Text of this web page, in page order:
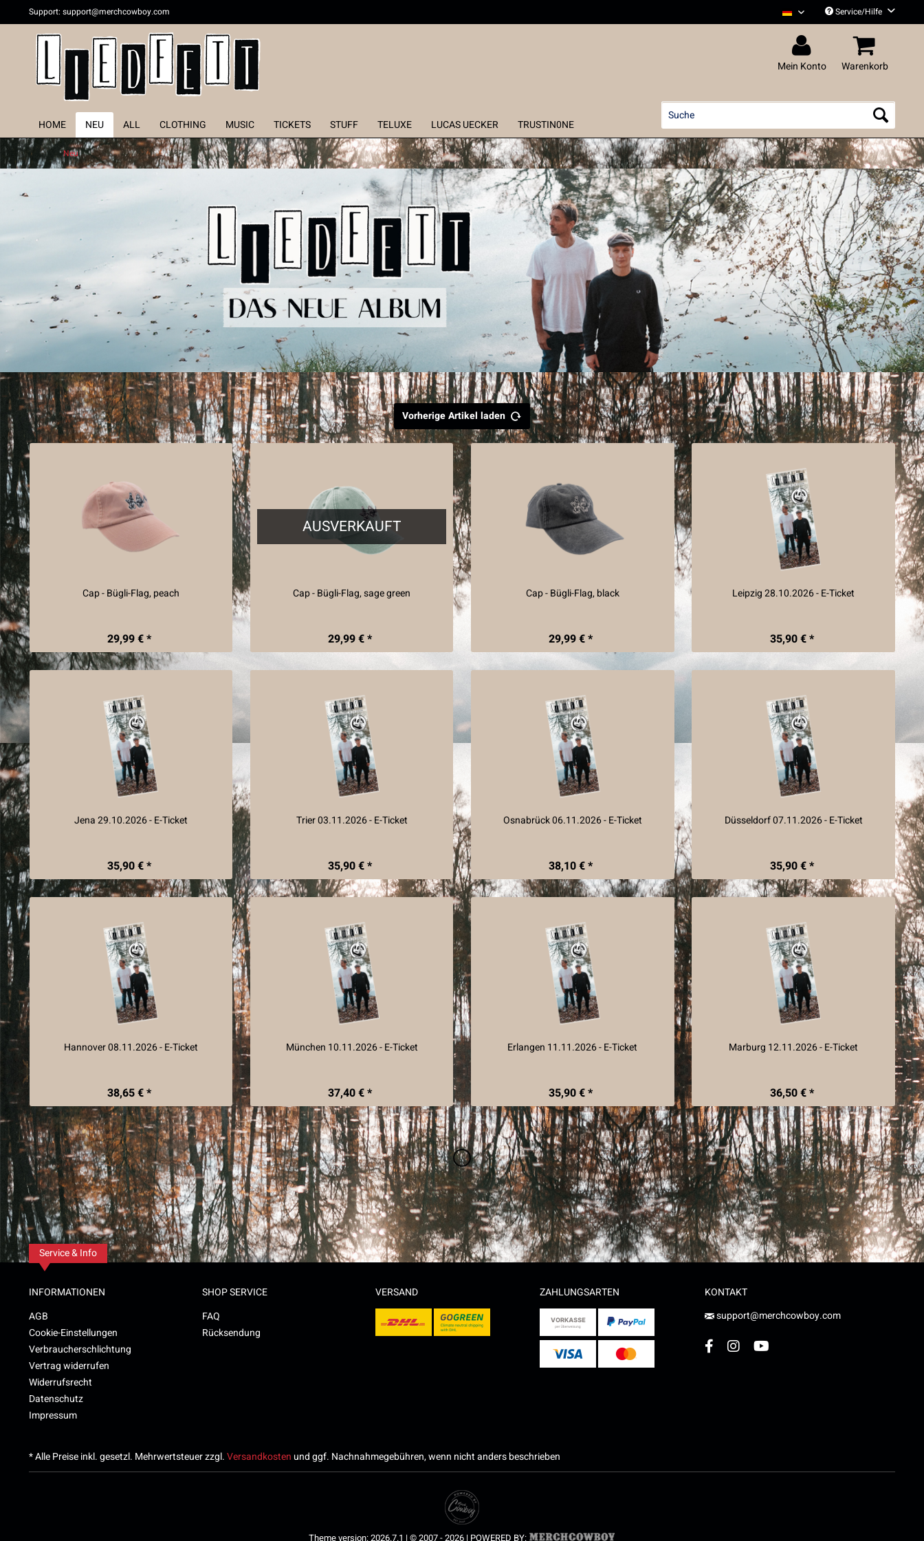
Support: support@merchcowboy.com Liedfett DeutschService/Hilfe
Mein Konto Warenkorb
HOME NEU ALL CLOTHING MUSIC TICKETS STUFF TELUXE LUCAS UECKER TRUSTIN0NE
Neu
Vorherige Artikel laden
Cap - Bügli-Flag, peach
29,99 € *
AUSVERKAUFT
Cap - Bügli-Flag, sage green
29,99 € *
Cap - Bügli-Flag, black
29,99 € *
Leipzig 28.10.2026 - E-Ticket
35,90 € *
Jena 29.10.2026 - E-Ticket
35,90 € *
Trier 03.11.2026 - E-Ticket
35,90 € *
Osnabrück 06.11.2026 - E-Ticket
38,10 € *
Düsseldorf 07.11.2026 - E-Ticket
35,90 € *
Hannover 08.11.2026 - E-Ticket
38,65 € *
München 10.11.2026 - E-Ticket
37,40 € *
Erlangen 11.11.2026 - E-Ticket
35,90 € *
Marburg 12.11.2026 - E-Ticket
36,50 € *
Service & Info
INFORMATIONEN
AGB
Cookie-Einstellungen
Verbraucherschlichtung
Vertrag widerrufen
Widerrufsrecht
Datenschutz
Impressum
SHOP SERVICE
FAQ
Rücksendung
VERSAND ZAHLUNGSARTEN
KONTAKT
support@merchcowboy.com
* Alle Preise inkl. gesetzl. Mehrwertsteuer zzgl.Versandkosten und ggf. Nachnahmegebühren, wenn nicht anders beschrieben
Theme version: 2026.7.1 | © 2007 - 2026 | POWERED BY: